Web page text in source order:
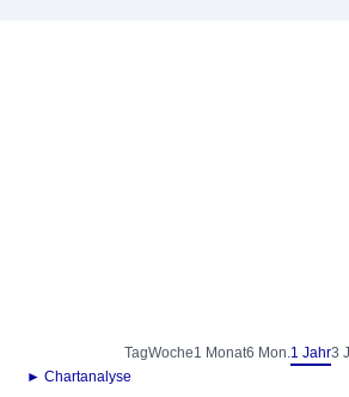
TagWoche1 Monat6 Mon.1 Jahr3
► Chartanalyse